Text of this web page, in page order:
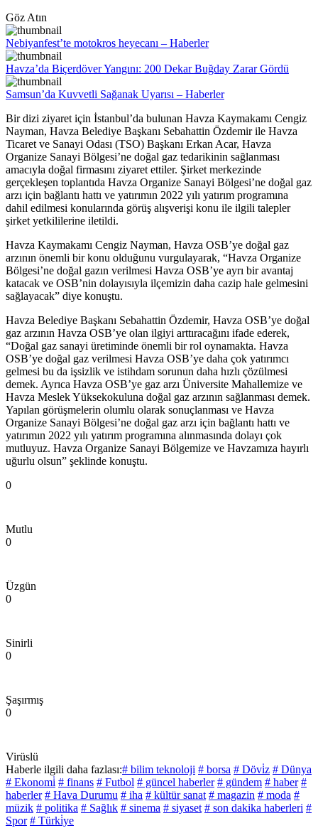
Göz Atın
Nebiyanfest’te motokros heyecanı – Haberler
Havza’da Biçerdöver Yangını: 200 Dekar Buğday Zarar Gördü
Samsun’da Kuvvetli Sağanak Uyarısı – Haberler
Bir dizi ziyaret için İstanbul’da bulunan Havza Kaymakamı Cengiz
Nayman, Havza Belediye Başkanı Sebahattin Özdemir ile Havza
Ticaret ve Sanayi Odası (TSO) Başkanı Erkan Acar, Havza
Organize Sanayi Bölgesi’ne doğal gaz tedarikinin sağlanması
amacıyla doğal firmasını ziyaret ettiler. Şirket merkezinde
gerçekleşen toplantıda Havza Organize Sanayi Bölgesi’ne doğal gaz
arzı için bağlantı hattı ve yatırımın 2022 yılı yatırım programına
dahil edilmesi konularında görüş alışverişi konu ile ilgili talepler
şirket yetkililerine iletildi.
Havza Kaymakamı Cengiz Nayman, Havza OSB’ye doğal gaz
arzının önemli bir konu olduğunu vurgulayarak, “Havza Organize
Bölgesi’ne doğal gazın verilmesi Havza OSB’ye ayrı bir avantaj
katacak ve OSB’nin dolayısıyla ilçemizin daha cazip hale gelmesini
sağlayacak” diye konuştu.
Havza Belediye Başkanı Sebahattin Özdemir, Havza OSB’ye doğal
gaz arzının Havza OSB’ye olan ilgiyi arttıracağını ifade ederek,
“Doğal gaz sanayi üretiminde önemli bir rol oynamakta. Havza
OSB’ye doğal gaz verilmesi Havza OSB’ye daha çok yatırımcı
gelmesi bu da işsizlik ve istihdam sorunun daha hızlı çözülmesi
demek. Ayrıca Havza OSB’ye gaz arzı Üniversite Mahallemize ve
Havza Meslek Yüksekokuluna doğal gaz arzının sağlanması demek.
Yapılan görüşmelerin olumlu olarak sonuçlanması ve Havza
Organize Sanayi Bölgesi’ne doğal gaz arzı için bağlantı hattı ve
yatırımın 2022 yılı yatırım programına alınmasında dolayı çok
mutluyuz. Havza Organize Sanayi Bölgemize ve Havzamıza hayırlı
uğurlu olsun” şeklinde konuştu.
0
Mutlu
0
Üzgün
0
Sinirli
0
Şaşırmış
0
Virüslü
Haberle ilgili daha fazlası:# bilim teknoloji # borsa # Dövi̇z # Dünya
# Ekonomi̇ # finans # Futbol # güncel haberler # gündem # haber #
haberler # Hava Durumu # iha # kültür sanat # magazin # moda #
müzik # politika # Sağlık # sinema # siyaset # son dakika haberleri #
Spor # Türki̇ye